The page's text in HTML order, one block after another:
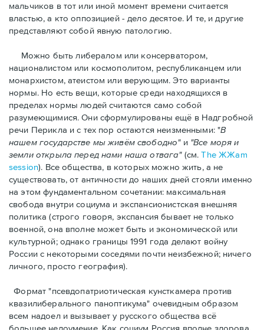
мальчиков в тот или иной момент времени считается
властью, а кто оппозицией - дело десятое. И те, и другие
представляют собой явную патологию.
Можно быть либералом или консерватором,
националистом или космополитом, республиканцем или
монархистом, атеистом или верующим. Это варианты
нормы. Но есть вещи, которые среди находящихся в
пределах нормы людей считаются само собой
разумеющимися. Они сформулированы ещё в Надгробной
речи Перикла и с тех пор остаются неизменными: "В
нашем государстве мы живём свободно"и "Все моря и
земли открыла перед нами наша отвага" (см.The ЖЖam
session). Все общества, в которых можно жить, а не
существовать, от античности до наших дней стояли именно
на этом фундаментальном сочетании: максимальная
свобода внутри социума и экспансионистская внешняя
политика (строго говоря, экспансия бывает не только
военной, она вполне может быть и экономической или
культурной; однако границы 1991 года делают войну
России с некоторыми соседями почти неизбежной; ничего
личного, просто география).
Формат "псевдопатриотическая кунсткамера против
квазилиберального паноптикума" очевидным образом
всем надоел и вызывает у русского общества всё